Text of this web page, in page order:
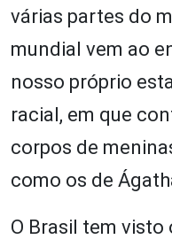
várias partes do
mundial vem ao
nosso próprio
racial, em que
corpos de
como os de
O Brasil tem visto